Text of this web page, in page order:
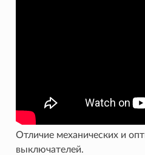
Отличие механических и
выключателей.